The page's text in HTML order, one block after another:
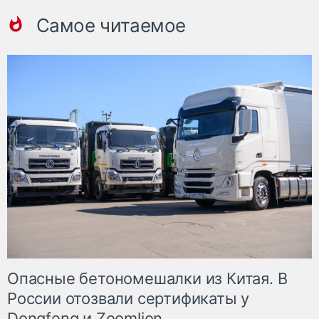
Самое читаемое
Опасные бетономешалки из Китая. В
России отозвали сертификаты у